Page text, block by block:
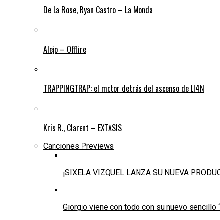
De La Rose, Ryan Castro – La Monda
Alejo – Offline
TRAPPINGTRAP: el motor detrás del ascenso de LI4N
Kris R., Clarent – EXTASIS
Canciones Previews
¡SIXELA VIZQUEL LANZA SU NUEVA
Giorgio viene con todo con su nuevo sencillo